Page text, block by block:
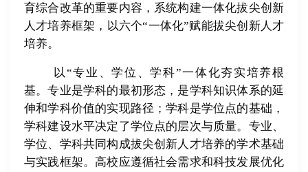
育综合改革的重要内容，系统构建一体化拔尖创新
人才培养框架，以六个“一体化”赋能拔尖创新人才
培养。
以“专业、学位、学科”一体化夯实培养根
基。专业是学科的最初形态，是学科知识体系的延
伸和学科价值的实现路径；学科是学位点的基础，
学科建设水平决定了学位点的层次与质量。专业、
学位、学科共同构成拔尖创新人才培养的学术基础
与实践框架。高校应遵循社会需求和科技发展优化